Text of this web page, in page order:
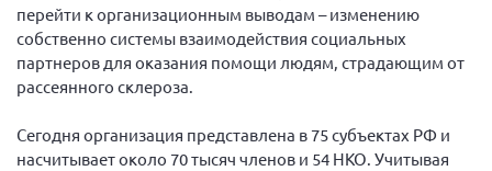
перейти к организационным выводам – изменению
собственно системы взаимодействия социальных
партнеров для оказания помощи людям, страдающим от
рассеянного склероза.
Сегодня организация представлена в 75 субъектах РФ и
насчитывает около 70 тысяч членов и 54 НКО. Учитывая